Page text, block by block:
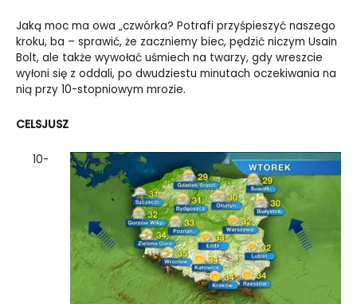
Jaką moc ma owa „czwórka? Potrafi przyśpieszyć naszego
kroku, ba – sprawić, że zaczniemy biec, pędzić niczym Usain
Bolt, ale także wywołać uśmiech na twarzy, gdy wreszcie
wyłoni się z oddali, po dwudziestu minutach oczekiwania na
nią przy 10-stopniowym mrozie.
CELSJUSZ
10-